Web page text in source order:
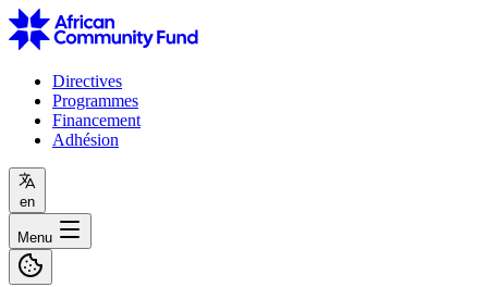
Directives
Programmes
Financement
Adhésion
en
Menu